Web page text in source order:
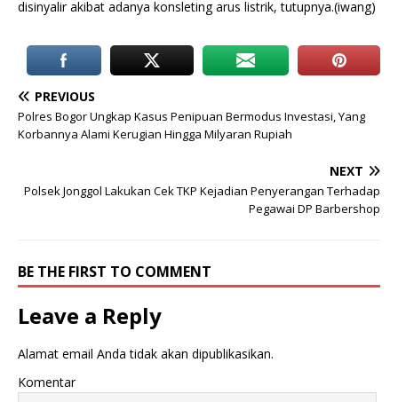
disinyalir akibat adanya konsleting arus listrik, tutupnya.(iwang)
PREVIOUS
Polres Bogor Ungkap Kasus Penipuan Bermodus Investasi, Yang
Korbannya Alami Kerugian Hingga Milyaran Rupiah
NEXT
Polsek Jonggol Lakukan Cek TKP Kejadian Penyerangan Terhadap
Pegawai DP Barbershop
BE THE FIRST TO COMMENT
Leave a Reply
Alamat email Anda tidak akan dipublikasikan.
Komentar